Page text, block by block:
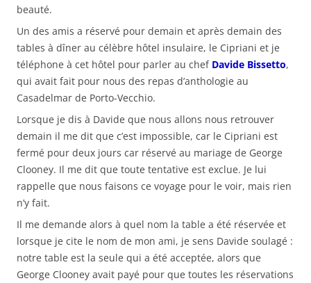
beauté.
Un des amis a réservé pour demain et après demain des
tables à dîner au célèbre hôtel insulaire, le Cipriani et je
téléphone à cet hôtel pour parler au chef Davide Bissetto,
qui avait fait pour nous des repas d’anthologie au
Casadelmar de Porto-Vecchio.
Lorsque je dis à Davide que nous allons nous retrouver
demain il me dit que c’est impossible, car le Cipriani est
fermé pour deux jours car réservé au mariage de George
Clooney. Il me dit que toute tentative est exclue. Je lui
rappelle que nous faisons ce voyage pour le voir, mais rien
n’y fait.
Il me demande alors à quel nom la table a été réservée et
lorsque je cite le nom de mon ami, je sens Davide soulagé :
notre table est la seule qui a été acceptée, alors que
George Clooney avait payé pour que toutes les réservations